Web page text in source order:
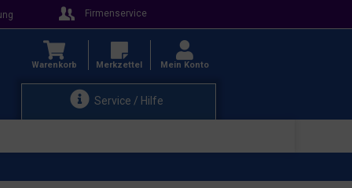
Firmenservice
Service / Hilfe
Warenkorb Merkzettel Mein Konto